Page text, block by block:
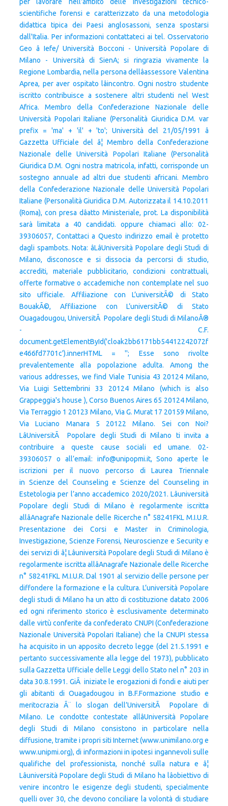
scientifiche forensi e caratterizzato da una metodologia
didattica tipica dei Paesi anglosassoni, senza spostarsi
dall'Italia. Per informazioni contattateci ai tel. Osservatorio
Geo â Iefe/ Università Bocconi - Università Popolare di
Milano - Università di SienA; si ringrazia vivamente la
Regione Lombardia, nella persona dellâassessore Valentina
Aprea, per aver ospitato lâincontro. Ogni nostro studente
iscritto contribuisce a sostenere altri studenti nel West
Africa. Membro della Confederazione Nazionale delle
Università Popolari Italiane (Personalità Giuridica D.M. var
prefix = 'ma' + 'il' + 'to'; Università del 21/05/1991 â
Gazzetta Ufficiale del â¦ Membro della Confederazione
Nazionale delle Università Popolari Italiane (Personalità
Giuridica D.M. Ogni nostra matricola, infatti, corrisponde un
sostegno annuale ad altri due studenti africani. Membro
della Confederazione Nazionale delle Università Popolari
Italiane (Personalità Giuridica D.M. Autorizzata il 14.10.2011
(Roma), con presa dâatto Ministeriale, prot. La disponibilità
sarà limitata a 40 candidati. oppure chiamaci allo: 02-
39306057, Contattaci a Questo indirizzo email è protetto
dagli spambots. Nota: âLâUniversità Popolare degli Studi di
Milano, disconosce e si dissocia da percorsi di studio,
accrediti, materiale pubblicitario, condizioni contrattuali,
offerte formative o accademiche non contemplate nel suo
sito ufficiale. Affiliazione con L’universitÃ© di Stato
BouakÃ©, Affiliazione con L’universitÃ© di Stato
Ouagadougou, UniversitÃ Popolare degli Studi di MilanoÂ®
- C.F.
document.getElementById('cloak2bb6171bb54412242072f
e466fd7701c').innerHTML = ''; Esse sono rivolte
prevalentemente alla popolazione adulta. Among the
various addresses, we find Viale Tunisia 43 20124 Milano,
Via Luigi Settembrini 33 20124 Milano (which is also
Grappeggia's house ), Corso Buenos Aires 65 20124 Milano,
Via Terraggio 1 20123 Milano, Via G. Murat 17 20159 Milano,
Via Luciano Manara 5 20122 Milano. Sei con Noi?
LâUniversitÃ Popolare degli Studi di Milano ti invita a
contribuire a queste cause sociali ed umane. 02-
39306057 o all’email: info@unipopmi.it, Sono aperte le
iscrizioni per il nuovo percorso di Laurea Triennale
in Scienze del Counseling e Scienze del Counseling in
Estetologia per l’anno accademico 2020/2021. Lâuniversità
Popolare degli Studi di Milano è regolarmente iscritta
allâAnagrafe Nazionale delle Ricerche n° 58241FKL M.I.U.R.
Presentazione dei Corsi e Master in Criminologia,
Investigazione, Scienze Forensi, Neuroscienze e Security e
dei servizi di â¦ Lâuniversità Popolare degli Studi di Milano è
regolarmente iscritta allâAnagrafe Nazionale delle Ricerche
n° 58241FKL M.I.U.R. Dal 1901 al servizio delle persone per
diffondere la formazione e la cultura. L’università Popolare
degli studi di Milano ha un atto di costituzione datato 2006
ed ogni riferimento storico è esclusivamente determinato
dalle virtù conferite da confederato CNUPI (Confederazione
Nazionale Università Popolari Italiane) che la CNUPI stessa
ha acquisito in un apposito decreto legge (del 21.5.1991 e
pertanto successivamente alla legge del 1973), pubblicato
sulla Gazzetta Ufficiale delle Leggi dello Stato nel n° 203 in
data 30.8.1991. GiÃ iniziate le erogazioni di fondi e aiuti per
gli abitanti di Ouagadougou in B.F.Formazione studio e
meritocrazia Ã¨ lo slogan dell’UniversitÃ Popolare di
Milano. Le condotte contestate allâUniversità Popolare
degli Studi di Milano consistono in particolare nella
diffusione, tramite i propri siti Internet (www.unimilano.org e
www.unipmi.org), di informazioni in ipotesi ingannevoli sulle
qualifiche del professionista, nonché sulla natura e â¦
Lâuniversità Popolare degli Studi di Milano ha lâobiettivo di
venire incontro le esigenze degli studenti, specialmente
quelli over 30, che devono conciliare la volontà di studiare